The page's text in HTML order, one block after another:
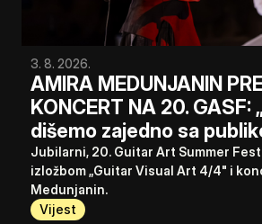
3. 8. 2026.
AMIRA MEDUNJANIN
KONCERT NA 20. GASF:
dišemo zajedno sa
Jubilarni, 20. Guitar Art Summer
izložbom „Guitar Visual Art 4/4" i
Medunjanin.
Vijest